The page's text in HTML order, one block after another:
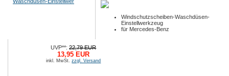
Windschutzscheiben-Waschdüsen-
Einstellwerkzeug
für Mercedes-Benz
UVP**:22,79 EUR
13,95 EUR
inkl. MwSt.zzgl. Versand